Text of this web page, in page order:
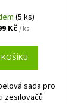
(5 ks)
Kč/ ks
sada pro
zesilovačů